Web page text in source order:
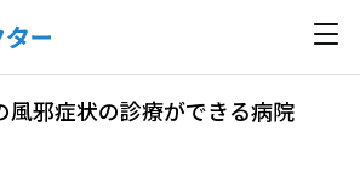
風邪症状の診療ができる病院